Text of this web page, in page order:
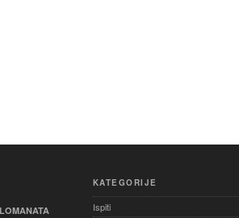
KATEGORIJE
Ispiti